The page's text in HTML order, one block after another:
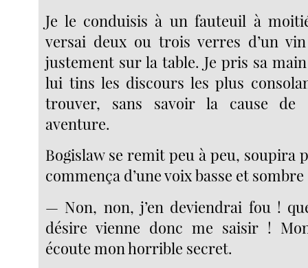
Je le conduisis à un fauteuil à
versai deux ou trois verres d’un
justement sur la table. Je pris sa
lui tins les discours les plus
trouver, sans savoir la cause de
aventure.
Bogislaw se remit peu à peu, soupira
commença d’une voix basse et sombre
— Non, non, j’en deviendrai fou !
désire vienne donc me saisir !
écoute mon horrible secret.